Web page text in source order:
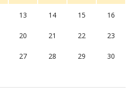
13 14 15 16
20 21 22 23
27 28 29 30